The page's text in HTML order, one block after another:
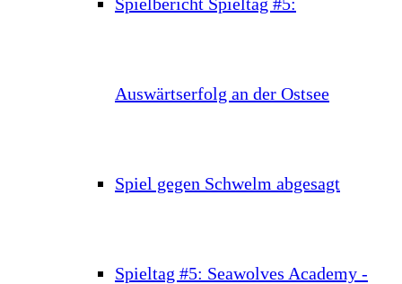
Auswärtserfolg an der Ostsee
Spiel gegen Schwelm abgesagt
Spieltag #5: Seawolves Academy -